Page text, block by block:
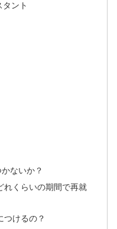
ント
ないか？
れくらいの期間で再就
つけるの？